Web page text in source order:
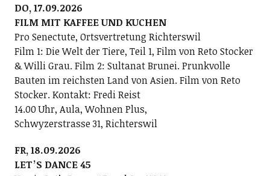
DO, 17.09.2026
FILM MIT KAFFEE UND KUCHEN
Pro Senectute, Ortsvertretung Richterswil
Film 1: Die Welt der Tiere, Teil 1, Film von Reto Stocker
& Willi Grau. Film 2: Sultanat Brunei. Prunkvolle
Bauten im reichsten Land von Asien. Film von Reto
Stocker. Kontakt: Fredi Reist
14.00 Uhr, Aula, Wohnen Plus,
Schwyzerstrasse 31, Richterswil
FR, 18.09.2026
LETʼS DANCE 45